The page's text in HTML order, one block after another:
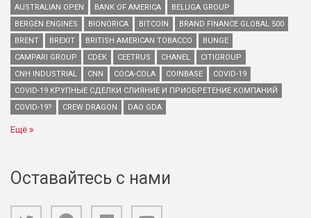
AUSTRALIAN OPEN
BANK OF AMERICA
BELUGA GROUP
BERGEN ENGINES
BIONORICA BITCOIN
BRAND FINANCE GLOBAL 500
BRENT
BREXIT BRITISH AMERICAN TOBACCO
BUNGE
CAMPARI GROUP
CDEK CEETRUS CHANEL
CITIGROUP
CNH INDUSTRIAL
CNN COCA-COLA COINBASE
COVID-19
COVID-19 КРУПНЫЕ СДЕЛКИ СЛИЯНИЕ И ПРИОБРЕТЕНИЕ КОМПАНИЙ
COVID-19?
CREW DRAGON DAO GDA
Ещё
Оставайтесь с нами